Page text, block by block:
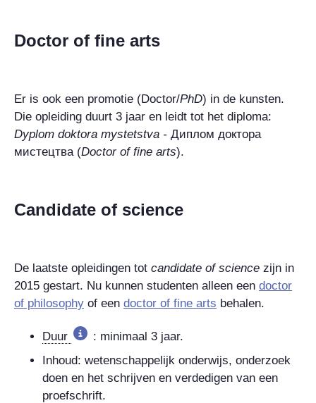
Doctor of fine arts
Er is ook een promotie (Doctor/PhD) in de kunsten.
Die opleiding duurt 3 jaar en leidt tot het diploma:
Dyplom doktora mystetstva - Диплом доктора
мистецтва(Doctor of fine arts).
Candidate of science
De laatste opleidingen tot candidate of science zijn in
2015 gestart. Nu kunnen studenten alleen een doctor
of philosophy of een doctor of fine arts behalen.
Duur
: minimaal 3 jaar.
Inhoud: wetenschappelijk onderwijs, onderzoek
doen en het schrijven en verdedigen van een
proefschrift.